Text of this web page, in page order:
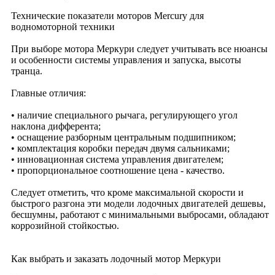
Технические показатели моторов Mercury для
водномоторной техники
При выборе мотора Меркури следует учитывать все нюансы
и особенности системы управления и запуска, высоты
транца.
Главные отличия:
• наличие специального рычага, регулирующего угол
наклона дифферента;
• оснащение разборным центральным подшипником;
• комплектация коробки передач двумя сальниками;
• инновационная система управления двигателем;
• пропорциональное соотношение цена - качество.
Следует отметить, что кроме максимальной скорости и
быстрого разгона эти модели лодочных двигателей дешевы,
бесшумны, работают с минимальными выбросами, обладают
коррозийной стойкостью.
Как выбрать и заказать лодочный мотор Меркури